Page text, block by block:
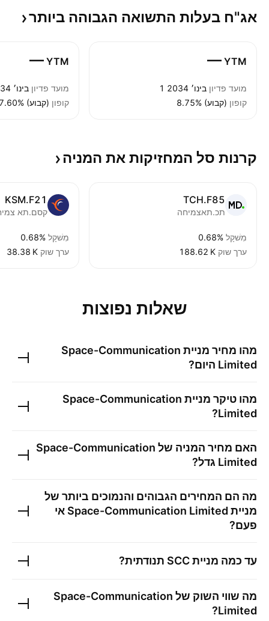
אג"ח בעלות התשואה הגבוהה ביותר
— YTM
מועד פדיון 1 בינו׳ 2034
קופון 8.75% (קבוע)
— YTM
מועד פדיון 1 בינו׳ 2034
קופון 7.60% (קבוע)
קרנות סל המחזיקות את המניה
TCH.F85
תכ.תאצמיחה
מִשׁקָל 0.68%
ערך שוק ‪188.62 K‬
KSM.F21
קסם.תא
מִשׁקָל 0.68%
ערך שוק ‪38.38 K‬
שאלות נפוצות
מהו מחיר מניית Space-Communication
Limited היום?
מהו טיקר מניית Space-Communication
Limited
?
האם מחיר המניה של Space-Communication
Limited גדל?
מה הם המחירים הגבוהים והנמוכים ביותר של
מניית Space-Communication Limited אי
פעם?
עד כמה מנייתSCC תנודתית?
מה שווי השוק של Space-Communication
Limited
?